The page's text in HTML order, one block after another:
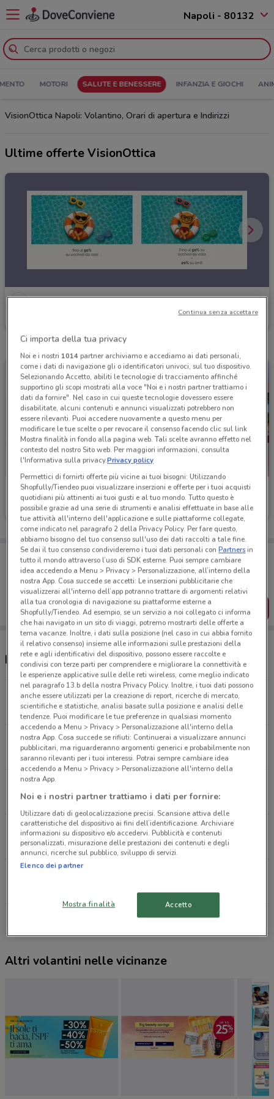
Napoli - 80132
MOTORI SALUTE E BENESSERE INFANZIA E GIOCHI
VisionOttica Napoli: Volantino, Orari di apertura e Indirizzi
Ultime offerte VisionOttica
VisionOttica
VisionOttica
Scade il 30/09 468 m
VisionOttica
Scade il 31/08 468 m
Porta DoveConviene sempre con te!
Puoi trovare le migliori offerte dei negozi vicino a te,
salvarle e creare la tua lista del risparmio, comodamente
dal tuo cellulare.
SCARICA L’APP
Negozi VisionOttica a Napoli
Via Santa Lucia, 125/127 Napoli
468 m
CHIUSO
Piazza G Ferraro, 17 Maddaloni
896 m
Via Cervantes, 92 Napoli
902 m
CHIUSO
Viale Colli Aminei, 72/B Napoli
3.9 km
Tutti i negozi VisionOttica
Altri volantini nelle vicinanze
Ci importa della tua privacy
Noi e i nostri 1014partner archiviamo e accediamo ai dati personali,
come i dati di navigazione gli o identificatori univoci, sul tuo dispositivo.
Selezionando Accetto, abiliti le tecnologie di tracciamento affinché
supportino gli scopi mostrati alla voce "Noi e i nostri partner trattiamo i
dati da fornire". Nel caso in cui queste tecnologie dovessero essere
disabilitate, alcuni contenuti e annunci visualizzati potrebbero non
essere rilevanti. Puoi accedere nuovamente a questo menu per
modificare le tue scelte o per revocare il consenso facendo clic sul link
Mostra finalità in fondo alla pagina web. Tali scelte avranno effetto nel
contesto del nostro Sito web. Per maggiori informazioni, consulta
l'Informativa sulla privacy.Privacy policy
Permettici di fornirti offerte più vicine ai tuoi bisogni: Utilizzando
Shopfully/Tiendeo puoi visualizzare inserzioni e offerte per i tuoi acquisti
quotidiani più attinenti ai tuoi gusti e al tuo mondo. Tutto questo è
possibile grazie ad una serie di strumenti e analisi effettuate in base alle
tue attività all'interno dell'applicazione e sulle piattaforme collegate,
come indicato nel paragrafo 2 della Privacy Policy. Per fare questo,
abbiamo bisogno del tuo consenso sull'uso dei dati raccolti a tale fine.
Se dai il tuo consenso condivideremo i tuoi dati personali conPartnersin
tutto il mondo attraverso l’uso di SDK esterne. Puoi sempre cambiare
idea accedendo a Menu > Privacy > Personalizzazione, all’interno della
nostra App. Cosa succede se accetti: Le inserzioni pubblicitarie che
visualizzerai all'interno dell’app potranno trattare di argomenti relativi
alla tua cronologia di navigazione su piattaforme esterne a
Shopfully/Tiendeo. Ad esempio, se un servizio a noi collegato ci informa
che hai navigato in un sito di viaggi, potremo mostrarti delle offerte a
tema vacanze. Inoltre, i dati sulla posizione (nel caso in cui abbia fornito
il relativo consenso) insieme alle informazioni sulle prestazioni della
rete e agli identificativi del dispositivo, possono essere raccolte e
condivisi con terze parti per comprendere e migliorare la connettività e
le esperienze applicative sulle delle reti wireless, come meglio indicato
nel paragrafo 13.b della nostra Privacy Policy. Inoltre, i tuoi dati possono
anche essere utilizzati per la creazione di report, ricerche di mercato,
scientifiche e statistiche, analisi basate sulla posizione e analisi delle
tendenze. Puoi modificare le tue preferenze in qualsiasi momento
accedendo a Menu > Privacy > Personalizzazione all'interno della
nostra App. Cosa succede se rifiuti: Continuerai a visualizzare annunci
pubblicitari, ma riguarderanno argomenti generici e probabilmente non
saranno rilevanti per i tuoi interessi. Potrai sempre cambiare idea
accedendo a Menu > Privacy > Personalizzazione all'interno della
nostra App.
Noi e i nostri partner trattiamo i dati per fornire:
Utilizzare dati di geolocalizzazione precisi. Scansione attiva delle
caratteristiche del dispositivo ai fini dell’identificazione. Archiviare
informazioni su dispositivo e/o accedervi. Pubblicità e contenuti
personalizzati, misurazione delle prestazioni dei contenuti e degli
annunci, ricerche sul pubblico, sviluppo di servizi.
Elenco dei partner
Mostra finalità Accetto
Continua senza accettare